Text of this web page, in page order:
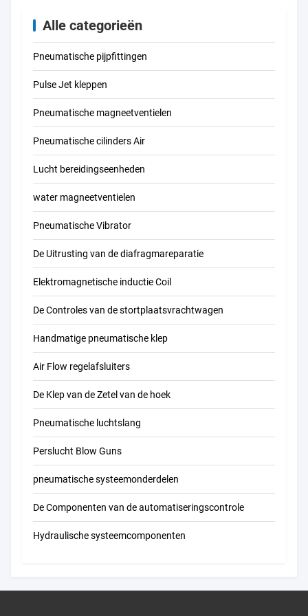
Alle categorieën
Pneumatische pijpfittingen
Pulse Jet kleppen
Pneumatische magneetventielen
Pneumatische cilinders Air
Lucht bereidingseenheden
water magneetventielen
Pneumatische Vibrator
De Uitrusting van de diafragmareparatie
Elektromagnetische inductie Coil
De Controles van de stortplaatsvrachtwagen
Handmatige pneumatische klep
Air Flow regelafsluiters
De Klep van de Zetel van de hoek
Pneumatische luchtslang
Perslucht Blow Guns
pneumatische systeemonderdelen
De Componenten van de automatiseringscontrole
Hydraulische systeemcomponenten